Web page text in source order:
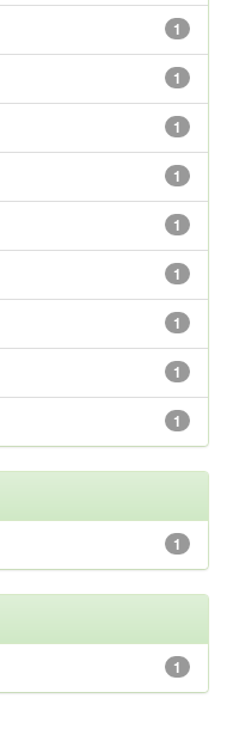
1
1
1
1
1
1
1
1
1
1
1